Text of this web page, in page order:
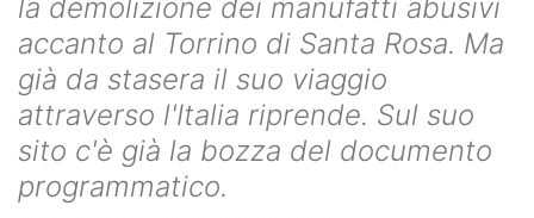
la demolizione dei manufatti abusivi
accanto al Torrino di Santa Rosa. Ma
già da stasera il suo viaggio
attraverso l'Italia riprende. Sul suo
sito c'è già la bozza del documento
programmatico.